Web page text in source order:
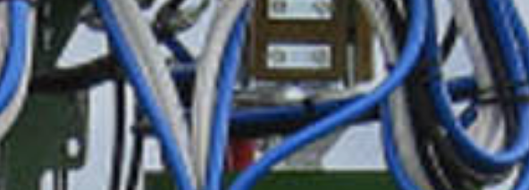
DANSK
ΕΛΛΗΝΙΚΉ
БЪЛГАРСКИ
SVENSKA
SLOVENSKI
EESTI
LIETUVIŲ